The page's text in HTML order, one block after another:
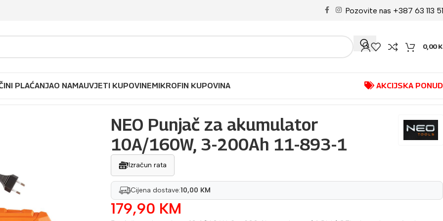
Pozovite nas +387 63 113
0,00
PLAĆANJAO NAMAUVJETI KUPOVINEMIKROFIN KUPOVINA AKCIJSKA
NEO Punjač za akumulator
10A/160W, 3-200Ah 11-893-1
Izračun rata
Cijena dostave:10,00 KM
179,90 KM